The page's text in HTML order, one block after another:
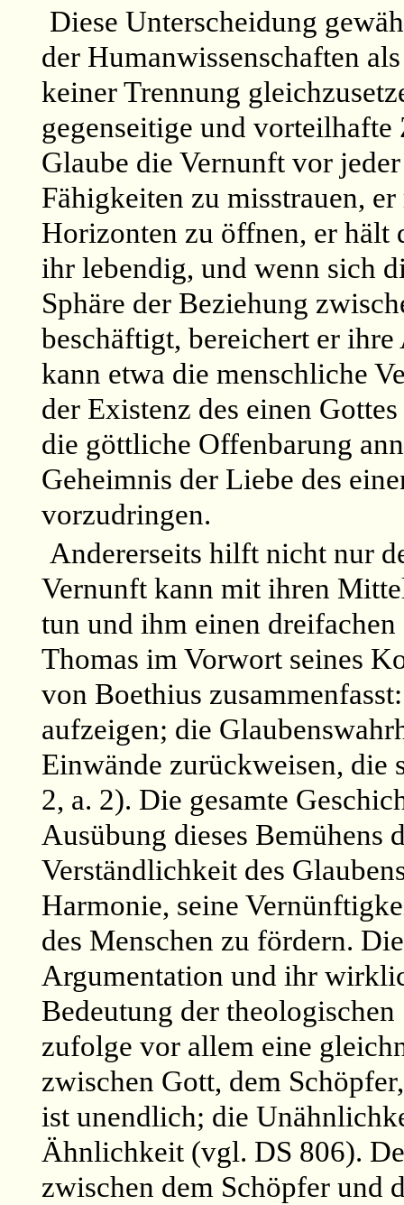
Diese Unterscheidung
der Humanwissenschaften
keiner Trennung
gegenseitige und vorteilhafte
Glaube die Vernunft vor
Fähigkeiten zu misstrauen,
Horizonten zu öffnen, er hält
ihr lebendig, und wenn sich
Sphäre der Beziehung
beschäftigt, bereichert er
kann etwa die menschliche
der Existenz des einen
die göttliche Offenbarung
Geheimnis der Liebe des
vorzudringen.
Andererseits hilft nicht nur
Vernunft kann mit ihren
tun und ihm einen
Thomas im Vorwort seines
von Boethius
aufzeigen; die
Einwände zurückweisen, die
2, a. 2). Die gesamte
Ausübung dieses Bemühens
Verständlichkeit des
Harmonie, seine
des Menschen zu fördern.
Argumentation und ihr
Bedeutung der
zufolge vor allem eine
zwischen Gott, dem
ist unendlich; die
Ähnlichkeit (vgl. DS 806).
zwischen dem Schöpfer und